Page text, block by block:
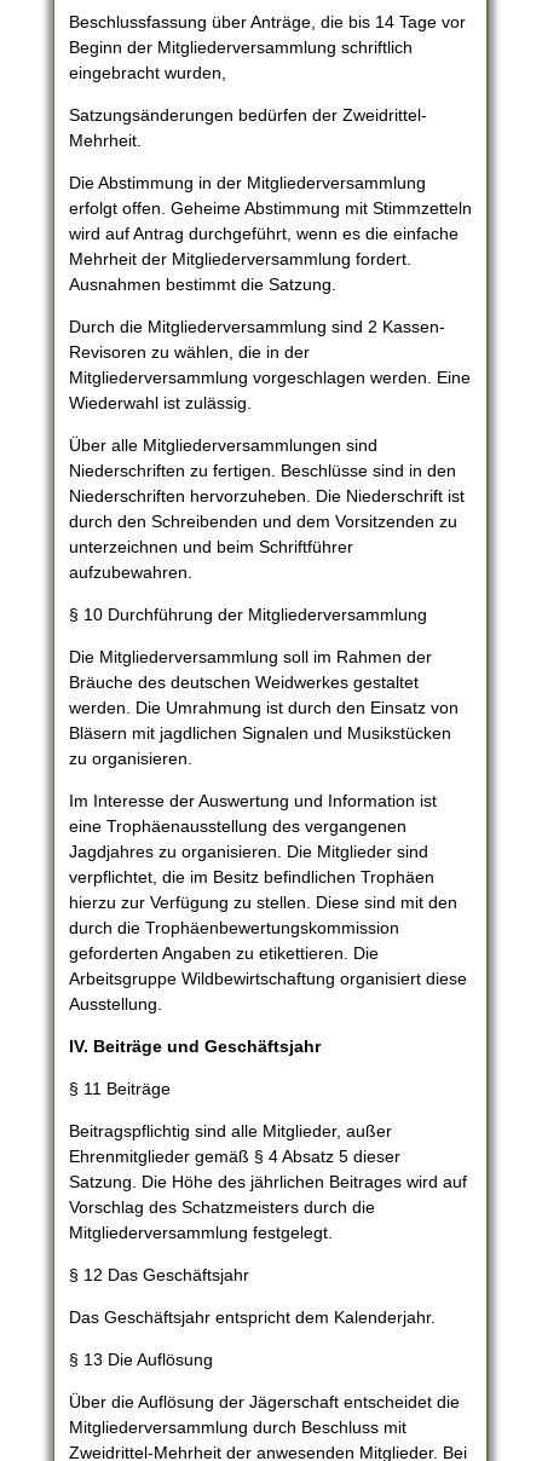
Beschlussfassung über Anträge, die bis 14 Tage vor
Beginn der Mitgliederversammlung schriftlich
eingebracht wurden,
Satzungsänderungen bedürfen der Zweidrittel-
Mehrheit.
Die Abstimmung in der Mitgliederversammlung
erfolgt offen. Geheime Abstimmung mit Stimmzetteln
wird auf Antrag durchgeführt, wenn es die einfache
Mehrheit der Mitgliederversammlung fordert.
Ausnahmen bestimmt die Satzung.
Durch die Mitgliederversammlung sind 2 Kassen-
Revisoren zu wählen, die in der
Mitgliederversammlung vorgeschlagen werden. Eine
Wiederwahl ist zulässig.
Über alle Mitgliederversammlungen sind
Niederschriften zu fertigen. Beschlüsse sind in den
Niederschriften hervorzuheben. Die Niederschrift ist
durch den Schreibenden und dem Vorsitzenden zu
unterzeichnen und beim Schriftführer
aufzubewahren.
§ 10 Durchführung der Mitgliederversammlung
Die Mitgliederversammlung soll im Rahmen der
Bräuche des deutschen Weidwerkes gestaltet
werden. Die Umrahmung ist durch den Einsatz von
Bläsern mit jagdlichen Signalen und Musikstücken
zu organisieren.
Im Interesse der Auswertung und Information ist
eine Trophäenausstellung des vergangenen
Jagdjahres zu organisieren. Die Mitglieder sind
verpflichtet, die im Besitz befindlichen Trophäen
hierzu zur Verfügung zu stellen. Diese sind mit den
durch die Trophäenbewertungskommission
geforderten Angaben zu etikettieren. Die
Arbeitsgruppe Wildbewirtschaftung organisiert diese
Ausstellung.
IV. Beiträge und Geschäftsjahr
§ 11 Beiträge
Beitragspflichtig sind alle Mitglieder, außer
Ehrenmitglieder gemäß § 4 Absatz 5 dieser
Satzung. Die Höhe des jährlichen Beitrages wird auf
Vorschlag des Schatzmeisters durch die
Mitgliederversammlung festgelegt.
§ 12 Das Geschäftsjahr
Das Geschäftsjahr entspricht dem Kalenderjahr.
§ 13 Die Auflösung
Über die Auflösung der Jägerschaft entscheidet die
Mitgliederversammlung durch Beschluss mit
Zweidrittel-Mehrheit der anwesenden Mitglieder. Bei